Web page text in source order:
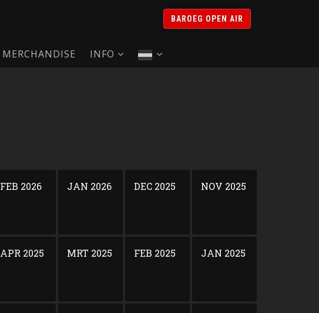
BAROEG OPEN AIR
MERCHANDISE INFO
FEB 2026 JAN 2026 DEC 2025 NOV 2025
APR 2025 MRT 2025 FEB 2025 JAN 2025